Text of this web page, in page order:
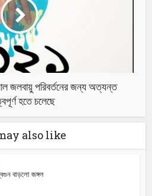
জলবায়ু পরিবর্তনের জন্য অত্যন্ত
হতে চলেছে
also like
বাড়লো জঙ্গল